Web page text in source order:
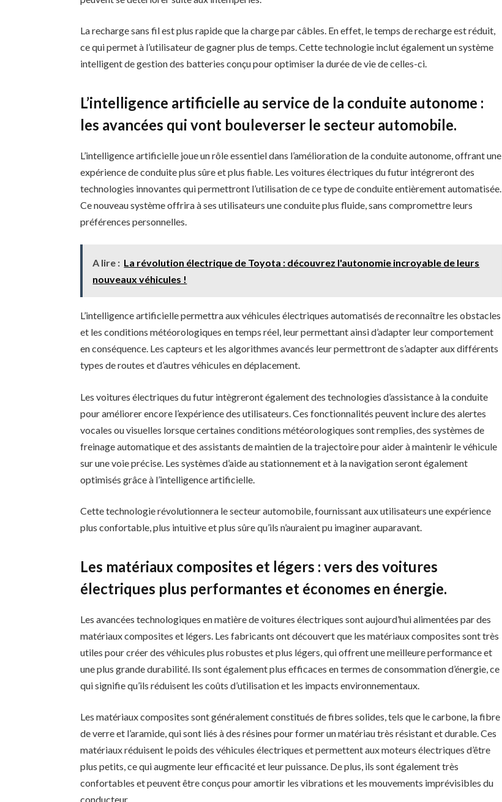
La recharge sans fil est plus rapide que la charge par câbles. En effet, le temps de recharge est réduit,
ce qui permet à l’utilisateur de gagner plus de temps. Cette technologie inclut également un système
intelligent de gestion des batteries conçu pour optimiser la durée de vie de celles-ci.
L’intelligence artificielle au service de la conduite autonome :
les avancées qui vont bouleverser le secteur automobile.
L’intelligence artificielle joue un rôle essentiel dans l’amélioration de la conduite autonome, offrant une
expérience de conduite plus sûre et plus fiable. Les voitures électriques du futur intégreront des
technologies innovantes qui permettront l’utilisation de ce type de conduite entièrement automatisée.
Ce nouveau système offrira à ses utilisateurs une conduite plus fluide, sans compromettre leurs
préférences personnelles.
A lire : La révolution électrique de Toyota : découvrez l'autonomie incroyable de leurs
nouveaux véhicules !
L’intelligence artificielle permettra aux véhicules électriques automatisés de reconnaître les obstacles
et les conditions météorologiques en temps réel, leur permettant ainsi d’adapter leur comportement
en conséquence. Les capteurs et les algorithmes avancés leur permettront de s’adapter aux différents
types de routes et d’autres véhicules en déplacement.
Les voitures électriques du futur intègreront également des technologies d’assistance à la conduite
pour améliorer encore l’expérience des utilisateurs. Ces fonctionnalités peuvent inclure des alertes
vocales ou visuelles lorsque certaines conditions météorologiques sont remplies, des systèmes de
freinage automatique et des assistants de maintien de la trajectoire pour aider à maintenir le véhicule
sur une voie précise. Les systèmes d’aide au stationnement et à la navigation seront également
optimisés grâce à l’intelligence artificielle.
Cette technologie révolutionnera le secteur automobile, fournissant aux utilisateurs une expérience
plus confortable, plus intuitive et plus sûre qu’ils n’auraient pu imaginer auparavant.
Les matériaux composites et légers : vers des voitures
électriques plus performantes et économes en énergie.
Les avancées technologiques en matière de voitures électriques sont aujourd’hui alimentées par des
matériaux composites et légers. Les fabricants ont découvert que les matériaux composites sont très
utiles pour créer des véhicules plus robustes et plus légers, qui offrent une meilleure performance et
une plus grande durabilité. Ils sont également plus efficaces en termes de consommation d’énergie, ce
qui signifie qu’ils réduisent les coûts d’utilisation et les impacts environnementaux.
Les matériaux composites sont généralement constitués de fibres solides, tels que le carbone, la fibre
de verre et l’aramide, qui sont liés à des résines pour former un matériau très résistant et durable. Ces
matériaux réduisent le poids des véhicules électriques et permettent aux moteurs électriques d’être
plus petits, ce qui augmente leur efficacité et leur puissance. De plus, ils sont également très
confortables et peuvent être conçus pour amortir les vibrations et les mouvements imprévisibles du
conducteur.